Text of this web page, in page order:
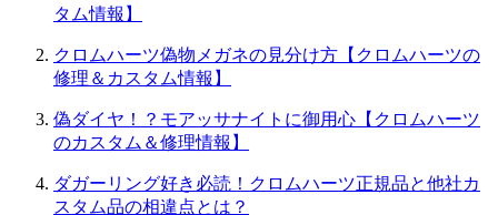
タム情報】
クロムハーツ偽物メガネの見分け方【クロムハーツの
修理＆カスタム情報】
偽ダイヤ！？モアッサナイトに御用心【クロムハーツ
のカスタム＆修理情報】
ダガーリング好き必読！クロムハーツ正規品と他社カ
スタム品の相違点とは？